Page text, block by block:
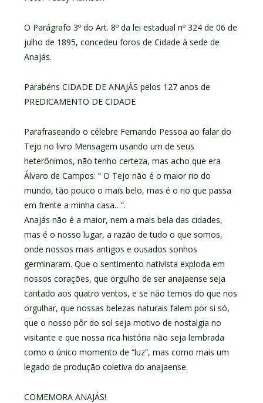
O Parágrafo 3º do Art. 8º da lei estadual nº 324 de 06 de
julho de 1895, concedeu foros de Cidade à sede de
Anajás.
Parabéns CIDADE DE ANAJÁS pelos 127 anos de
PREDICAMENTO DE CIDADE
Parafraseando o célebre Fernando Pessoa ao falar do
Tejo no livro Mensagem usando um de seus
heterônimos, não tenho certeza, mas acho que era
Álvaro de Campos: ” O Tejo não é o maior rio do
mundo, tão pouco o mais belo, mas é o rio que passa
em frente a minha casa…”.
Anajás não é a maior, nem a mais bela das cidades,
mas é o nosso lugar, a razão de tudo o que somos,
onde nossos mais antigos e ousados sonhos
germinaram. Que o sentimento nativista exploda em
nossos corações, que orgulho de ser anajaense seja
cantado aos quatro ventos, e se não temos do que nos
orgulhar, que nossas belezas naturais falem por si só,
que o nosso pôr do sol seja motivo de nostalgia no
visitante e que nossa rica história não seja lembrada
como o único momento de “luz”, mas como mais um
legado de produção coletiva do anajaense.
COMEMORA ANAJÁS!